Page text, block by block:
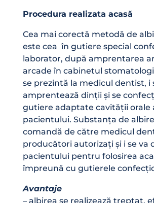
Procedura realizata acasă
Cea mai corectă metodă de
este cea în gutiere special
laborator, după amprentarea
arcade în cabinetul
se prezintă la medicul dentist, i
amprentează dinții și se
gutiere adaptate cavității orale
pacientului. Substanța de
comandă de către medicul
producători autorizați și i se va
pacientului pentru folosirea
împreună cu gutierele
Avantaje
– albirea se realizează treptat,